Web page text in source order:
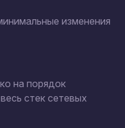
изменения
на порядок
стек сетевых